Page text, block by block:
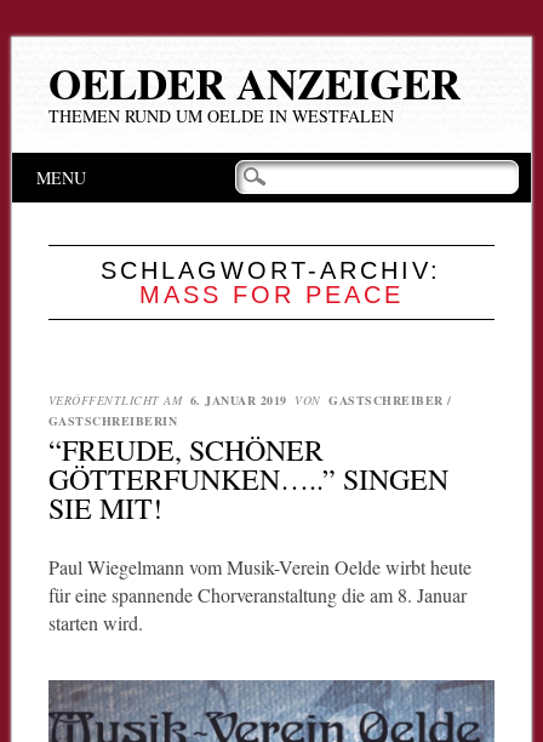
OELDER ANZEIGER
THEMEN RUND UM OELDE IN WESTFALEN
Hauptmenü
Inhalt
MENU
SCHLAGWORT-ARCHIV:
MASS FOR PEACE
VERÖFFENTLICHT AM 6. JANUAR 2019 VON GASTSCHREIBER /
GASTSCHREIBERIN
“FREUDE, SCHÖNER
GÖTTERFUNKEN…..” SINGEN
SIE MIT!
Paul Wiegelmann vom Musik-Verein Oelde wirbt heute
für eine spannende Chorveranstaltung die am 8. Januar
starten wird.